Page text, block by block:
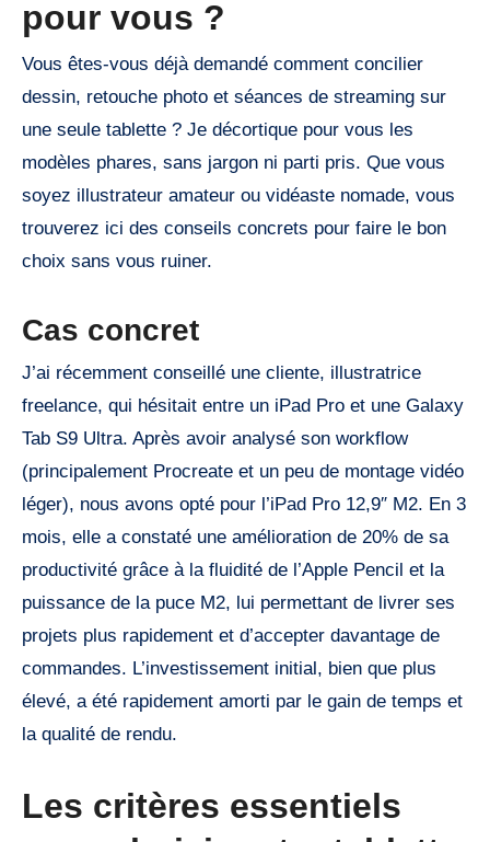
pour vous ?
Vous êtes-vous déjà demandé comment concilier
dessin, retouche photo et séances de streaming sur
une seule tablette ? Je décortique pour vous les
modèles phares, sans jargon ni parti pris. Que vous
soyez illustrateur amateur ou vidéaste nomade, vous
trouverez ici des conseils concrets pour faire le bon
choix sans vous ruiner.
Cas concret
J’ai récemment conseillé une cliente, illustratrice
freelance, qui hésitait entre un iPad Pro et une Galaxy
Tab S9 Ultra. Après avoir analysé son workflow
(principalement Procreate et un peu de montage vidéo
léger), nous avons opté pour l’iPad Pro 12,9″ M2. En 3
mois, elle a constaté une amélioration de 20% de sa
productivité grâce à la fluidité de l’Apple Pencil et la
puissance de la puce M2, lui permettant de livrer ses
projets plus rapidement et d’accepter davantage de
commandes. L’investissement initial, bien que plus
élevé, a été rapidement amorti par le gain de temps et
la qualité de rendu.
Les critères essentiels